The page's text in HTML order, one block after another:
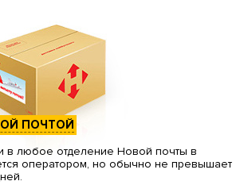
ПОЧТОЙ
в любое отделение Новой почты в
оператором, но обычно не превышает